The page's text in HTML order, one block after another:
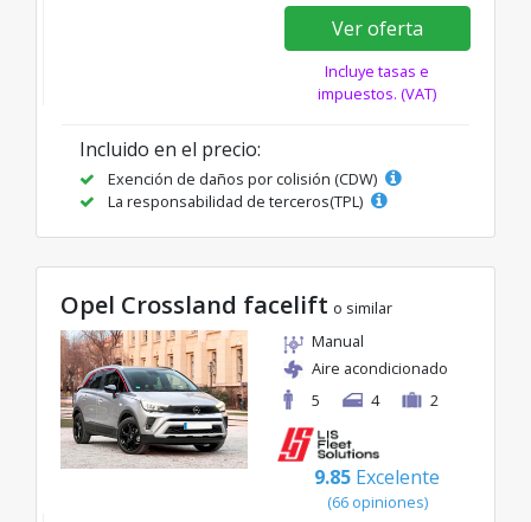
Ver oferta
Incluye tasas e
impuestos. (VAT)
Incluido en el precio:
Exención de daños por colisión (CDW)
La responsabilidad de terceros(TPL)
Opel Crossland facelift o similar
Manual
Aire acondicionado
5
4 2
9.85 Excelente
(66 opiniones)